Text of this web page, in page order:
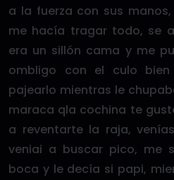
a la fuerza con sus
me hacía tragar todo, se
era un sillón cama y me
ombligo con el culo
pajearlo mientras le
maraca qla cochina te
a reventarte la raja,
veniai a buscar pico, me
boca y le decía si papi,